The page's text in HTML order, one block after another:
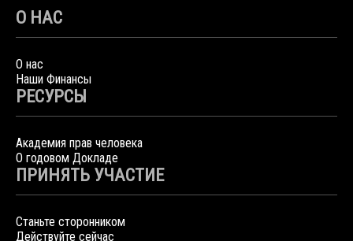
О НАС
О нас
Наши Финансы
РЕСУРСЫ
Академия прав человека
О годовом Докладе
ПРИНЯТЬ УЧАСТИЕ
Станьте сторонником
Действуйте сейчас